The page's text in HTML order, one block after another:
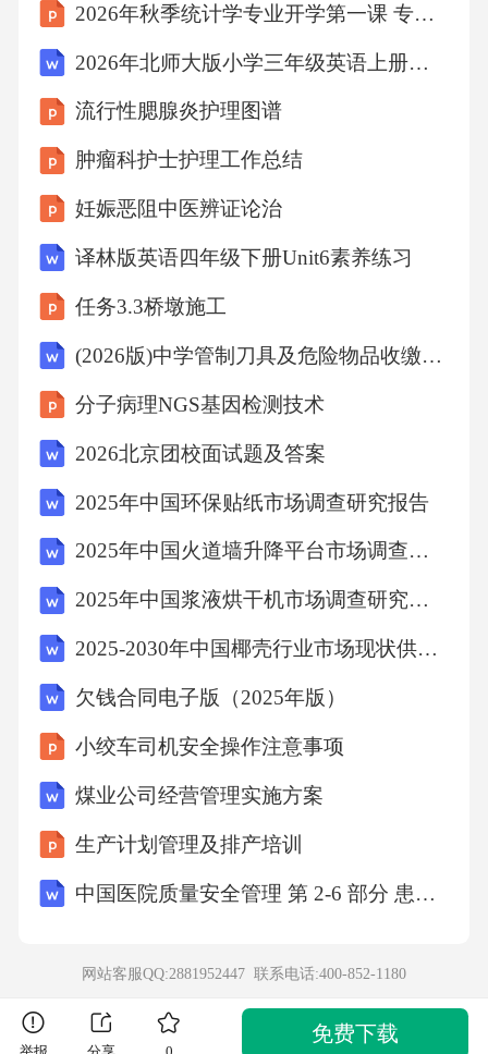
2026年秋季统计学专业开学第一课 专业证书与资格认证课件
2026年北师大版小学三年级英语上册《Colors》课时教案
流行性腮腺炎护理图谱
肿瘤科护士护理工作总结
妊娠恶阻中医辨证论治
译林版英语四年级下册Unit6素养练习
任务3.3桥墩施工
(2026版)中学管制刀具及危险物品收缴制度
分子病理NGS基因检测技术
2026北京团校面试题及答案
2025年中国环保贴纸市场调查研究报告
2025年中国火道墙升降平台市场调查研究报告
2025年中国浆液烘干机市场调查研究报告
2025-2030年中国椰壳行业市场现状供需分析及投资评估规划分析研究报告
欠钱合同电子版（2025年版）
小绞车司机安全操作注意事项
煤业公司经营管理实施方案
生产计划管理及排产培训
中国医院质量安全管理 第 2-6 部分 患者服务 门诊服务
网站客服QQ:2881952447 联系电话:400-852-1180
免费下载